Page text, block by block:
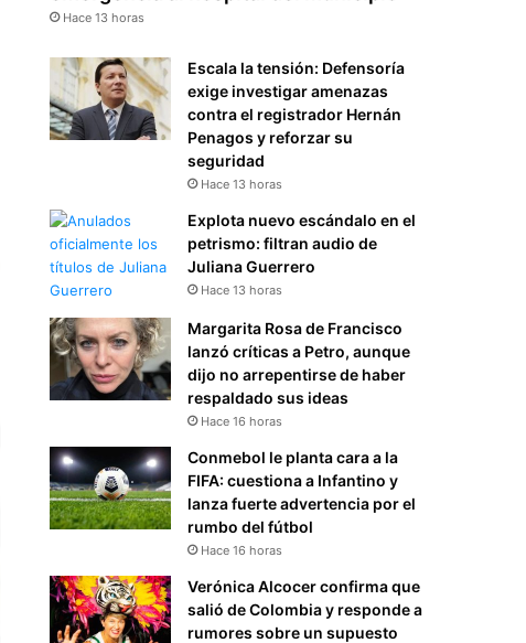
Hace 13 horas
Escala la tensión: Defensoría
exige investigar amenazas
contra el registrador Hernán
Penagos y reforzar su
seguridad
Hace 13 horas
Explota nuevo escándalo en el
petrismo: filtran audio de
Juliana Guerrero
Hace 13 horas
Margarita Rosa de Francisco
lanzó críticas a Petro, aunque
dijo no arrepentirse de haber
respaldado sus ideas
Hace 16 horas
Conmebol le planta cara a la
FIFA: cuestiona a Infantino y
lanza fuerte advertencia por el
rumbo del fútbol
Hace 16 horas
Verónica Alcocer confirma que
salió de Colombia y responde a
rumores sobre un supuesto